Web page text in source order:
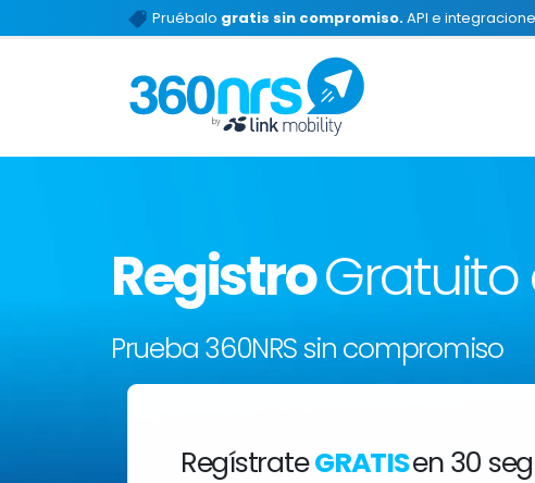
Pruébalo gratis sin compromiso.API e
RegistroGratuito
Prueba 360NRS sin compromiso
RegístrateGRATISen 30